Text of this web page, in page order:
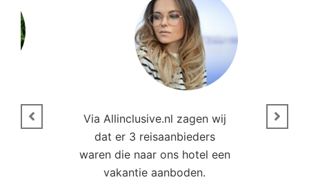
Via Allinclusive.nl zagen wij
dat er 3 reisaanbieders
waren die naar ons hotel een
vakantie aanboden.